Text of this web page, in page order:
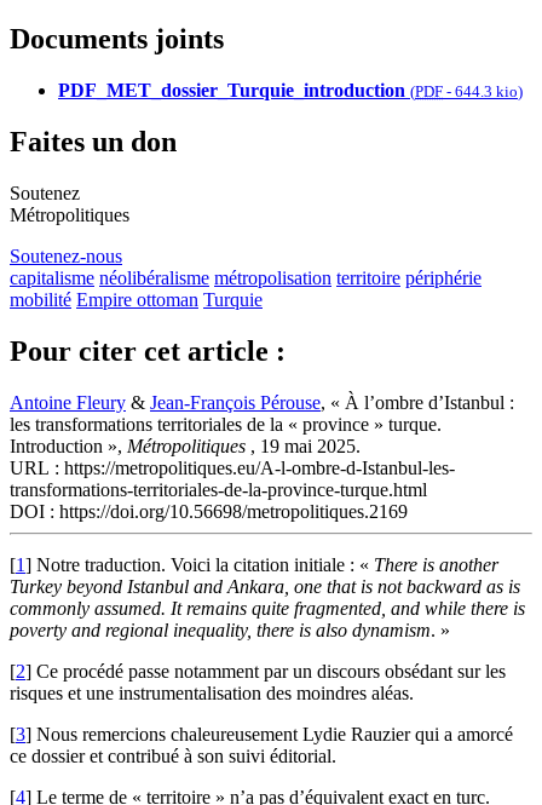
Documents joints
PDF_MET_dossier_Turquie_introduction (PDF - 644.3 kio)
Faites un don
Soutenez
Métropolitiques
Soutenez-nous
capitalisme néolibéralisme métropolisation territoire périphérie
mobilité Empire ottoman Turquie
Pour citer cet article :
Antoine Fleury & Jean-François Pérouse, « À l’ombre d’Istanbul :
les transformations territoriales de la « province » turque.
Introduction », Métropolitiques , 19 mai 2025.
URL : https://metropolitiques.eu/A-l-ombre-d-Istanbul-les-
transformations-territoriales-de-la-province-turque.html
DOI : https://doi.org/10.56698/metropolitiques.2169
[1] Notre traduction. Voici la citation initiale : « There is another
Turkey beyond Istanbul and Ankara, one that is not backward as is
commonly assumed. It remains quite fragmented, and while there is
poverty and regional inequality, there is also dynamism. »
[2] Ce procédé passe notamment par un discours obsédant sur les
risques et une instrumentalisation des moindres aléas.
[3] Nous remercions chaleureusement Lydie Rauzier qui a amorcé
ce dossier et contribué à son suivi éditorial.
[4] Le terme de « territoire » n’a pas d’équivalent exact en turc.